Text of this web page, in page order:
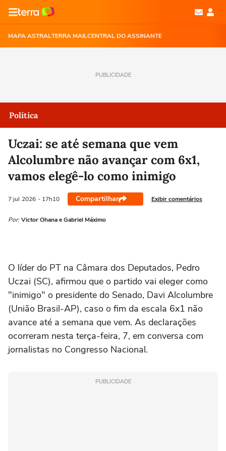
MAPA ASTRALTERRA MAILCENTRAL DO ASSINANTE
PUBLICIDADE
Política
Uczai: se até semana que vem
Alcolumbre não avançar com 6x1,
vamos elegê-lo como inimigo
7 jul 2026 - 17h10 Compartilhar Exibir comentários
Por: Victor Ohana e Gabriel Máximo
O líder do PT na Câmara dos Deputados, Pedro
Uczai (SC), afirmou que o partido vai eleger como
"inimigo" o presidente do Senado, Davi Alcolumbre
(União Brasil-AP), caso o fim da escala 6x1 não
avance até a semana que vem. As declarações
ocorreram nesta terça-feira, 7, em conversa com
jornalistas no Congresso Nacional.
PUBLICIDADE